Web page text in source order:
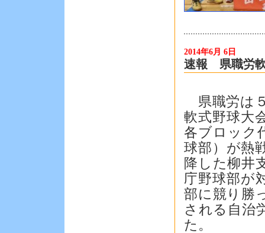
2014年6月 6日
速報 県職労
県職労は
軟式野球大
各ブロック
球部）が熱
降した柳井
庁野球部が
部に競り勝
される自治
た。